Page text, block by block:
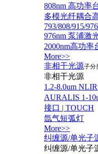
808nm 高功率
多模光纤耦合
793/808/915/
976nm 泵浦激
2000nm高功
More>>
非相干光源子分
非相干光源
1.2-8.0um
AURALIS 1-
接口 | TOUCH
氙气短弧灯
More>>
纠缠源/单光子
纠缠源/单光子